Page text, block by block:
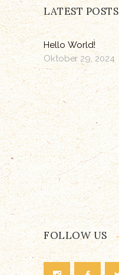
LATEST POSTS
Hello World!
Oktober 29, 2024
FOLLOW US